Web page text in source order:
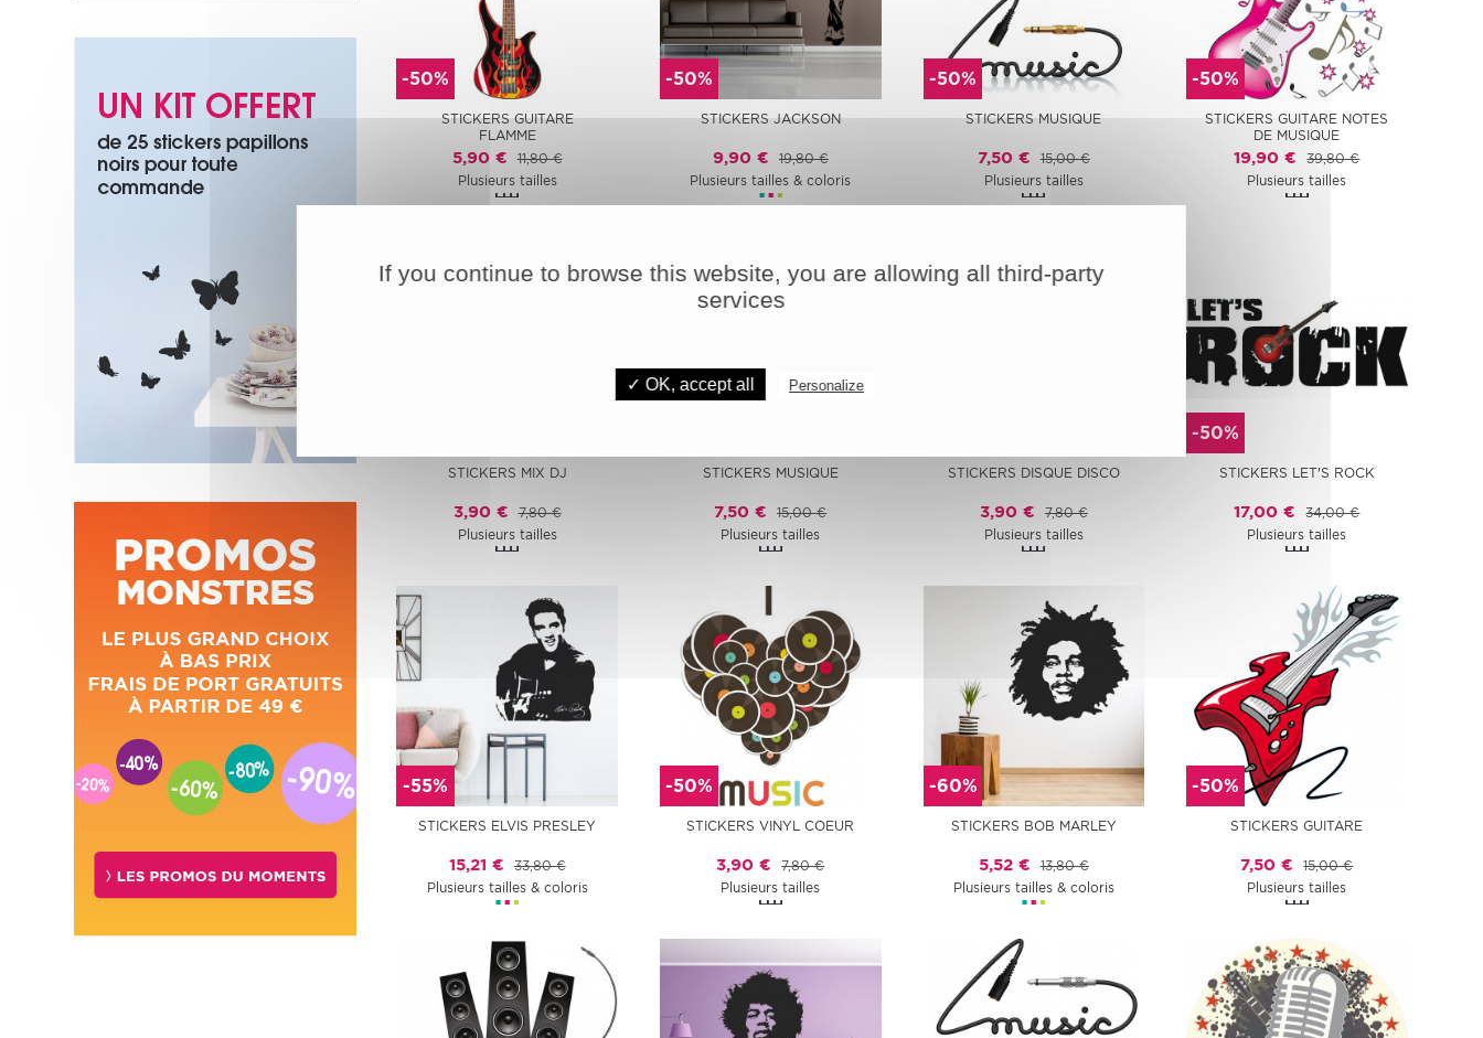
-50%
STICKERS GUITARE
FLAMME
5,90 €
11,80 €
Plusieurs tailles
-50%
STICKERS JACKSON
9,90 €
19,80 €
Plusieurs tailles & coloris
-50%
STICKERS MUSIQUE
7,50 €
15,00 €
Plusieurs tailles
-50%
STICKERS GUITARE NOTES
DE MUSIQUE
19,90 €
39,80 €
Plusieurs tailles
STICKERS MIX DJ
3,90 €
7,80 €
Plusieurs tailles
STICKERS MUSIQUE
7,50 €
15,00 €
Plusieurs tailles
STICKERS DISQUE DISCO
3,90 €
7,80 €
Plusieurs tailles
-50%
STICKERS LET'S ROCK
17,00 €
34,00 €
Plusieurs tailles
-55%
STICKERS ELVIS PRESLEY
15,21 €
33,80 €
Plusieurs tailles & coloris
-50%
STICKERS VINYL COEUR
3,90 €
7,80 €
Plusieurs tailles
-60%
STICKERS BOB MARLEY
5,52 €
13,80 €
Plusieurs tailles & coloris
-50%
STICKERS GUITARE
7,50 €
15,00 €
Plusieurs tailles
If you continue to browse this website, you are allowing all third-party
services
✓ OK, accept all Personalize